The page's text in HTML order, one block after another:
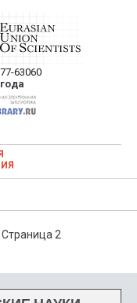
Ученых —
статей в
журнале
63060
научных статей в
журнале
Страница 2